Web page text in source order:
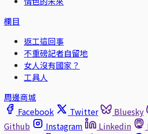
欄目
返工這回事
不重磅記者自留地
女人沒有國家？
工具人
周邊商城
Facebook
Twitter Bluesky
Github
Instagram Linkedin